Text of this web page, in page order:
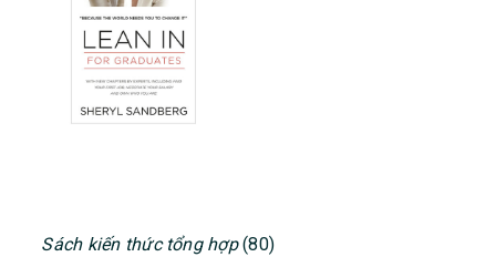
PRIMARY
Sách kiến thức tổng hợp(80)